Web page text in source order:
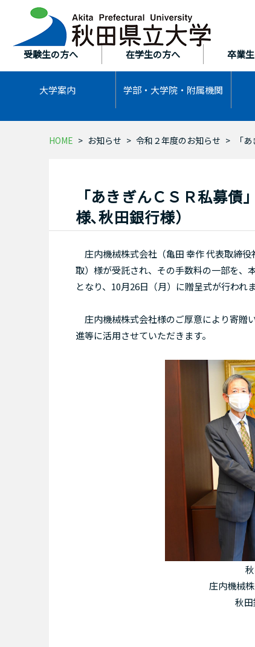
受験生の方へ 在学生の方へ 卒業
大学案内 学部・大学院・ 附属機関
HOME お知らせ 令和２年度のお知らせ 「
「あきぎんＣＳＲ私募
様､秋田銀行様）
庄内機械株式会社（亀田 幸作 代表取締
取）様が受託され、その手数料の一部を、
となり、10月26日（月）に贈呈式が行われ
庄内機械株式会社様のご厚意により寄贈
進等に活用させていただきます。
庄内機械
秋田